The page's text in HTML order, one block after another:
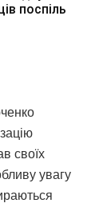
поспіль
своїх
увагу